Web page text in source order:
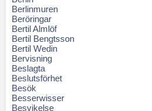
Berlinmuren
Beröringar
Bertil Almlöf
Bertil Bengtsson
Bertil Wedin
Bervisning
Beslagta
Beslutsförhet
Besök
Besserwisser
Besvikelse